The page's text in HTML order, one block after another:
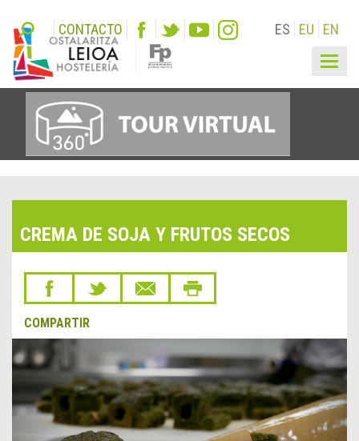
CONTACTO ES EU EN
CREMA DE SOJA Y FRUTOS SECOS
COMPARTIR
&lsaquo;
Anterior